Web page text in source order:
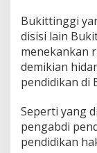
Bukittinggi
disisi lain
menekankan
demikian
pendidikan di
Seperti yang
pengabdi
pendidikan